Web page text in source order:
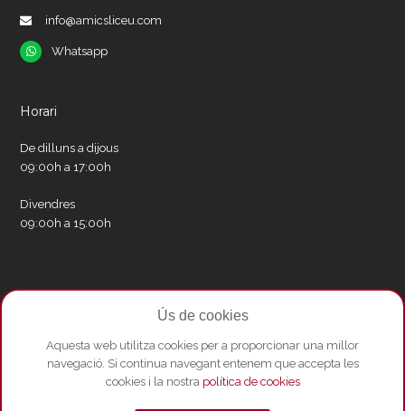
info@amicsliceu.com
Whatsapp
Whatsapp
Horari
De dilluns a dijous
09:00h a 17:00h
Divendres
09:00h a 15:00h
Xarxes socials
FacebookInstagram
Whatsapp
Youtube
Ús de cookies
Aquesta web utilitza cookies per a proporcionar una millor
navegació. Si continua navegant entenem que accepta les
cookies i la nostra política de cookies